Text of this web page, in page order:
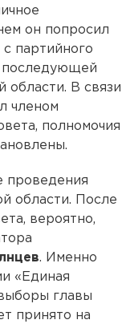
он попросил
партийного
последующей
области. В связи
членом
полномочия
проведения
области. После
вероятно,
. Именно
«Единая
главы
принято на